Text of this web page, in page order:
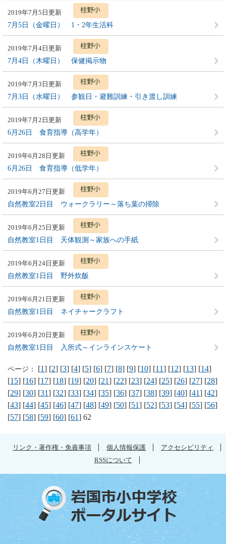
2019年7月5日更新
7月5日（金曜日） 1・2年生活科
2019年7月4日更新
7月4日（木曜日） 保健掲示物
2019年7月3日更新
7月3日（水曜日） 参観日・避難訓練・引き渡し訓練
2019年7月2日更新
6月26日 食育指導（高学年）
2019年6月28日更新
6月26日 食育指導（低学年）
2019年6月27日更新
自然教室2日目 ウォークラリー～落ち葉の掃除
2019年6月25日更新
自然教室1日目 天体観測～家族への手紙
2019年6月24日更新
自然教室1日目 野外炊飯
2019年6月21日更新
自然教室1日目 ネイチャークラフト
2019年6月20日更新
自然教室1日目 入所式～インラインスケート
ページ： [1] [2] [3] [4] [5] [6] [7] [8] [9] [10] [11] [12] [13] [14]
[15] [16] [17] [18] [19] [20] [21] [22] [23] [24] [25] [26] [27] [28]
[29] [30] [31] [32] [33] [34] [35] [36] [37] [38] [39] [40] [41] [42]
[43] [44] [45] [46] [47] [48] [49] [50] [51] [52] [53] [54] [55] [56]
[57] [58] [59] [60] [61] 62
リンク・著作権・免責事項 個人情報保護
アクセシビリティ
RSSについて